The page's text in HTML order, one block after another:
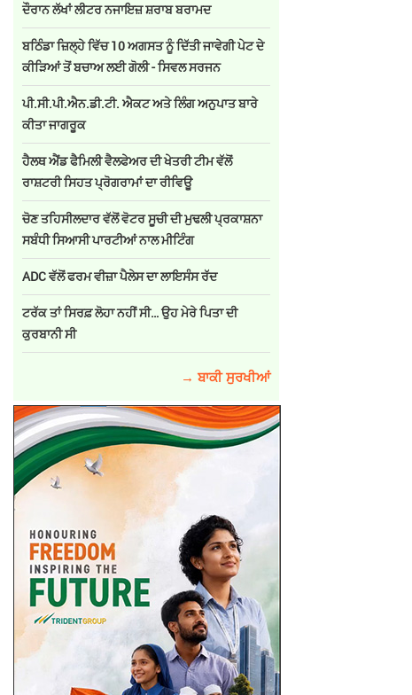
ਦੌਰਾਨ ਲੱਖਾਂ ਲੀਟਰ ਨਜਾਇਜ਼ ਸ਼ਰਾਬ ਬਰਾਮਦ
ਬਠਿੰਡਾ ਜ਼ਿਲ੍ਹੇ ਵਿੱਚ 10 ਅਗਸਤ ਨੂੰ ਦਿੱਤੀ ਜਾਵੇਗੀ ਪੇਟ ਦੇ
ਕੀੜਿਆਂ ਤੋਂ ਬਚਾਅ ਲਈ ਗੋਲੀ - ਸਿਵਲ ਸਰਜਨ
ਪੀ.ਸੀ.ਪੀ.ਐਨ.ਡੀ.ਟੀ. ਐਕਟ ਅਤੇ ਲਿੰਗ ਅਨੁਪਾਤ ਬਾਰੇ
ਕੀਤਾ ਜਾਗਰੂਕ
ਹੈਲਥ ਐਂਡ ਫੈਮਿਲੀ ਵੈਲਫੇਅਰ ਦੀ ਖੇਤਰੀ ਟੀਮ ਵੱਲੋਂ
ਰਾਸ਼ਟਰੀ ਸਿਹਤ ਪ੍ਰੋਗਰਾਮਾਂ ਦਾ ਰੀਵਿਊ
ਚੋਣ ਤਹਿਸੀਲਦਾਰ ਵੱਲੋਂ ਵੋਟਰ ਸੂਚੀ ਦੀ ਮੁਢਲੀ ਪ੍ਰਕਾਸ਼ਨਾ
ਸਬੰਧੀ ਸਿਆਸੀ ਪਾਰਟੀਆਂ ਨਾਲ ਮੀਟਿੰਗ
ADC ਵੱਲੋਂ ਫਰਮ ਵੀਜ਼ਾ ਪੈਲੇਸ ਦਾ ਲਾਇਸੰਸ ਰੱਦ
ਟਰੱਕ ਤਾਂ ਸਿਰਫ਼ ਲੋਹਾ ਨਹੀਂ ਸੀ… ਉਹ ਮੇਰੇ ਪਿਤਾ ਦੀ
ਕੁਰਬਾਨੀ ਸੀ
→ ਬਾਕੀ ਸੁਰਖੀਆਂ